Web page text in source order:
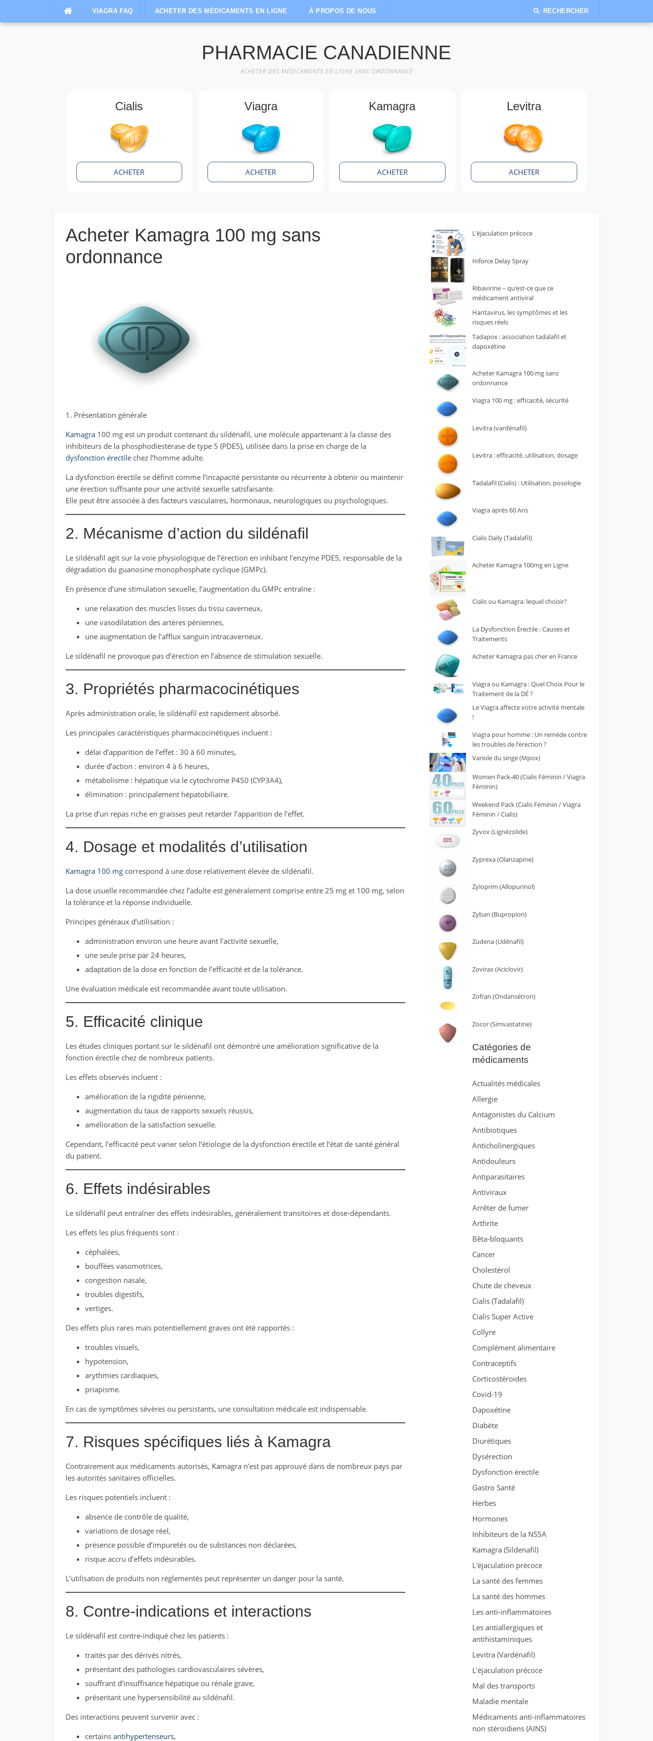
VIAGRA FAQ ACHETER DES MÉDICAMENTS EN LIGNE À PROPOS DE NOUS RECHERCHER
PHARMACIE CANADIENNE
ACHETER DES MÉDICAMENTS EN LIGNE SANS ORDONNANCE
Cialis
ACHETER
Viagra
ACHETER
Kamagra
ACHETER
Levitra
ACHETER
Acheter Kamagra 100 mg sans
ordonnance
1. Présentation générale
Kamagra100 mg est un produit contenant du sildénafil, une molécule appartenant à la classe des
inhibiteurs de la phosphodiestérase de type 5 (PDE5), utilisée dans la prise en charge de la
dysfonction érectilechez l’homme adulte.
La dysfonction érectile se définit comme l’incapacité persistante ou récurrente à obtenir ou maintenir
une érection suffisante pour une activité sexuelle satisfaisante.
Elle peut être associée à des facteurs vasculaires, hormonaux, neurologiques ou psychologiques.
2. Mécanisme d’action du sildénafil
Le sildénafil agit sur la voie physiologique de l’érection en inhibant l’enzyme PDE5, responsable de la
dégradation du guanosine monophosphate cyclique (GMPc).
En présence d’une stimulation sexuelle, l’augmentation du GMPc entraîne :
une relaxation des muscles lisses du tissu caverneux,
une vasodilatation des artères péniennes,
une augmentation de l’afflux sanguin intracaverneux.
Le sildénafil ne provoque pas d’érection en l’absence de stimulation sexuelle.
3. Propriétés pharmacocinétiques
Après administration orale, le sildénafil est rapidement absorbé.
Les principales caractéristiques pharmacocinétiques incluent :
délai d’apparition de l’effet : 30 à 60 minutes,
durée d’action : environ 4 à 6 heures,
métabolisme : hépatique via le cytochrome P450 (CYP3A4),
élimination : principalement hépatobiliaire.
La prise d’un repas riche en graisses peut retarder l’apparition de l’effet.
4. Dosage et modalités d’utilisation
Kamagra 100 mgcorrespond à une dose relativement élevée de sildénafil.
La dose usuelle recommandée chez l’adulte est généralement comprise entre 25 mg et 100 mg, selon
la tolérance et la réponse individuelle.
Principes généraux d’utilisation :
administration environ une heure avant l’activité sexuelle,
une seule prise par 24 heures,
adaptation de la dose en fonction de l’efficacité et de la tolérance.
Une évaluation médicale est recommandée avant toute utilisation.
5. Efficacité clinique
Les études cliniques portant sur le sildénafil ont démontré une amélioration significative de la
fonction érectile chez de nombreux patients.
Les effets observés incluent :
amélioration de la rigidité pénienne,
augmentation du taux de rapports sexuels réussis,
amélioration de la satisfaction sexuelle.
Cependant, l’efficacité peut varier selon l’étiologie de la dysfonction érectile et l’état de santé général
du patient.
6. Effets indésirables
Le sildénafil peut entraîner des effets indésirables, généralement transitoires et dose-dépendants.
Les effets les plus fréquents sont :
céphalées,
bouffées vasomotrices,
congestion nasale,
troubles digestifs,
vertiges.
Des effets plus rares mais potentiellement graves ont été rapportés :
troubles visuels,
hypotension,
arythmies cardiaques,
priapisme.
En cas de symptômes sévères ou persistants, une consultation médicale est indispensable.
7. Risques spécifiques liés à Kamagra
Contrairement aux médicaments autorisés, Kamagra n’est pas approuvé dans de nombreux pays par
les autorités sanitaires officielles.
Les risques potentiels incluent :
absence de contrôle de qualité,
variations de dosage réel,
présence possible d’impuretés ou de substances non déclarées,
risque accru d’effets indésirables.
L’utilisation de produits non réglementés peut représenter un danger pour la santé.
8. Contre-indications et interactions
Le sildénafil est contre-indiqué chez les patients :
traités par des dérivés nitrés,
présentant des pathologies cardiovasculaires sévères,
souffrant d’insuffisance hépatique ou rénale grave,
présentant une hypersensibilité au sildénafil.
Des interactions peuvent survenir avec :
certains antihypertenseurs,
L’éjaculation précoce
Hiforce Delay Spray
Ribavirine – qu’est-ce que ce
médicament antiviral
Hantavirus, les symptômes et les
risques réels
Tadapox : association tadalafil et
dapoxétine
Acheter Kamagra 100 mg sans
ordonnance
Viagra 100 mg : efficacité, sécurité
Levitra (vardénafil)
Levitra : efficacité, utilisation, dosage
Tadalafil (Cialis) : Utilisation, posologie
Viagra après 60 Ans
Cialis Daily (Tadalafil)
Acheter Kamagra 100mg en Ligne
Cialis ou Kamagra: lequel choisir?
La Dysfonction Érectile : Causes et
Traitements
Acheter Kamagra pas cher en France
Viagra ou Kamagra : Quel Choix Pour le
Traitement de la DÉ ?
Le Viagra affecte votre activité mentale
!
Viagra pour homme : Un remède contre
les troubles de l’érection ?
Variole du singe (Mpox)
Women Pack-40 (Cialis Féminin / Viagra
Féminin)
Weekend Pack (Cialis Féminin / Viagra
Féminin / Cialis)
Zyvox (Lignézolide)
Zyprexa (Olanzapine)
Zyloprim (Allopurinol)
Zyban (Bupropion)
Zudena (Udénafil)
Zovirax (Aciclovir)
Zofran (Ondansétron)
Zocor (Simvastatine)
Catégories de
médicaments
Actualités médicales
Allergie
Antagonistes du Calcium
Antibiotiques
Anticholinergiques
Antidouleurs
Antiparasitaires
Antiviraux
Arrêter de fumer
Arthrite
Bêta-bloquants
Cancer
Cholestérol
Chute de cheveux
Cialis (Tadalafil)
Cialis Super Active
Collyre
Complément alimentaire
Contraceptifs
Corticostéroïdes
Covid-19
Dapoxétine
Diabète
Diurétiques
Dysérection
Dysfonction érectile
Gastro Santé
Herbes
Hormones
Inhibiteurs de la NS5A
Kamagra (Sildenafil)
L'éjaculation précoce
La santé des femmes
La santé des hommes
Les anti-inflammatoires
Les antiallergiques et
antihistaminiques
Levitra (Vardénafil)
L’éjaculation précoce
Mal des transports
Maladie mentale
Médicaments anti-inflammatoires
non stéroïdiens (AINS)